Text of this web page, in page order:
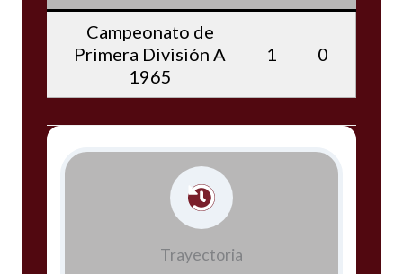
Campeonato de
Primera División A
1965
1 0
Trayectoria